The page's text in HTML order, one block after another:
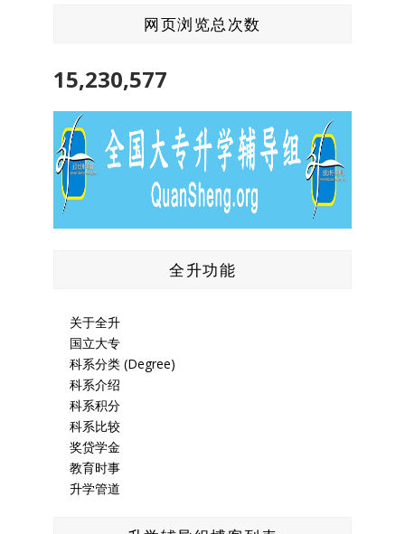
网页浏览总次数
15,230,577
全升功能
关于全升
国立大专
科系分类 (Degree)
科系介绍
科系积分
科系比较
奖贷学金
教育时事
升学管道